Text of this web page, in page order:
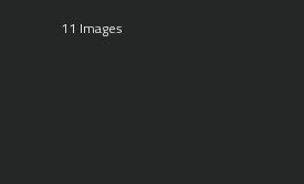
11 Images